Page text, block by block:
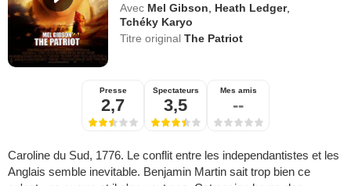
Avec Mel Gibson Heath Ledger,
Tchéky Karyo
Titre originalThe Patriot
Presse
2,7
Spectateurs
3,5
Mes amis
--
Caroline du Sud, 1776. Le conflit entre les independantistes et les
Anglais semble inevitable. Benjamin Martin sait trop bien ce